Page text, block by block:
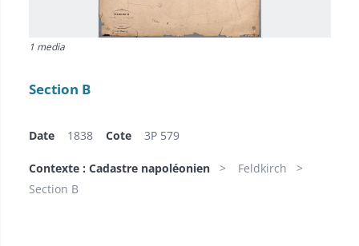
1 media
Section B
Date 1838 Cote 3P 579
Contexte : Cadastre napoléonien
Feldkirch
Section B